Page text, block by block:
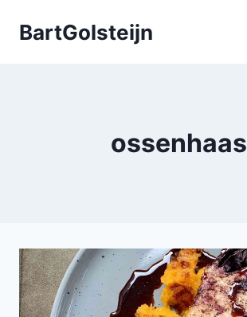
naarBartGolsteijn
ossenhaas